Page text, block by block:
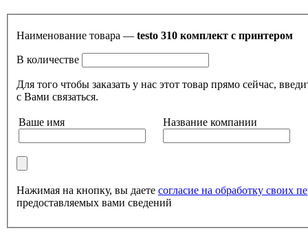
Наименование товара — testo 310 комплект c принтером
В количестве
Для того чтобы заказать у нас этот товар прямо сейчас,
с Вами связаться.
Ваше имя Название компании
Нажимая на кнопку, вы даете согласие на обработку своих
предоставляемых вами сведений